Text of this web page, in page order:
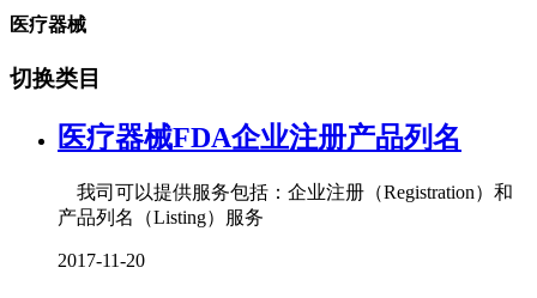
医疗器械
切换类目
医疗器械FDA企业注册产品列名
我司可以提供服务包括：企业注册（Registration）和
产品列名（Listing）服务
2017-11-20